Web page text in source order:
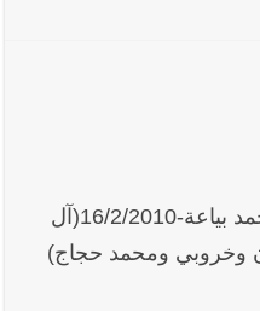
ـ وفاة الحاجة ُحسن الحاج محمد بياعة-16/2/2010(آل
وخروبي ومحمد حجاج)